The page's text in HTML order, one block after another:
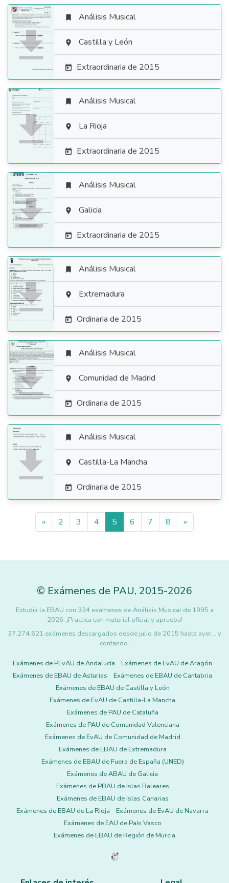

 Análisis Musical
 Castilla y León
 Extraordinaria de 2015

 Análisis Musical
 La Rioja
 Extraordinaria de 2015

 Análisis Musical
 Galicia
 Extraordinaria de 2015

 Análisis Musical
 Extremadura
 Ordinaria de 2015

 Análisis Musical
 Comunidad de Madrid
 Ordinaria de 2015

 Análisis Musical
 Castilla-La Mancha
 Ordinaria de 2015
« 2 3 4 5 6 7 8 »
© Exámenes de PAU, 2015-2026
Estudia la EBAU con 334 exámenes de Análisis Musical de 1995 a
2026. ¡Practica con material oficial y aprueba!
37.274.621 exámenes descargados desde julio de 2015 hasta ayer... y
contando.
Exámenes de PEvAU de Andalucía
Exámenes de EvAU de Aragón
Exámenes de EBAU de Asturias
Exámenes de EBAU de Cantabria
Exámenes de EBAU de Castilla y León
Exámenes de EvAU de Castilla-La Mancha
Exámenes de PAU de Cataluña
Exámenes de PAU de Comunidad Valenciana
Exámenes de EvAU de Comunidad de Madrid
Exámenes de EBAU de Extremadura
Exámenes de EBAU de Fuera de España (UNED)
Exámenes de ABAU de Galicia
Exámenes de PBAU de Islas Baleares
Exámenes de EBAU de Islas Canarias
Exámenes de EBAU de La Rioja
Exámenes de EvAU de Navarra
Exámenes de EAU de País Vasco
Exámenes de EBAU de Región de Murcia